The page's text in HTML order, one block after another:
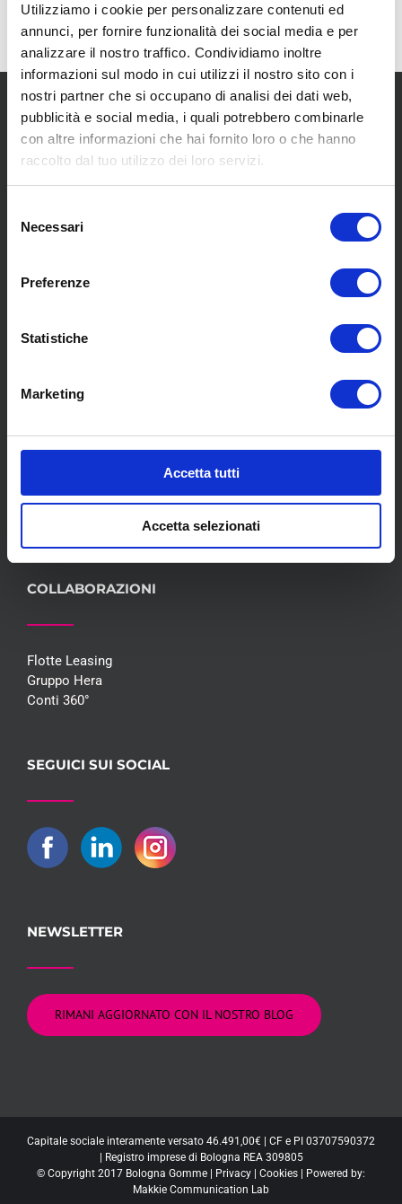
Utilizziamo i cookie per personalizzare contenuti ed
annunci, per fornire funzionalità dei social media e per
analizzare il nostro traffico. Condividiamo inoltre
informazioni sul modo in cui utilizzi il nostro sito con i
nostri partner che si occupano di analisi dei dati web,
pubblicità e social media, i quali potrebbero combinarle
con altre informazioni che hai fornito loro o che hanno
raccolto dal tuo utilizzo dei loro servizi.
delNecessari
Preferenze
Statistiche
Marketing
Accetta tutti
Accetta selezionati
Chi siamo
Meccanica
Convenzioni
Whisteblowing D.Lgs 24/2023
Promozioni
COLLABORAZIONI
Flotte Leasing
Gruppo Hera
Conti 360°
SEGUICI SUI SOCIAL
NEWSLETTER
RIMANI AGGIORNATO CON IL NOSTRO BLOG
Capitale sociale interamente versato 46.491,00€ | CF e PI 03707590372
| Registro imprese di Bologna REA 309805
© Copyright 2017 Bologna Gomme | Privacy | Cookies | Powered by:
Makkie Communication Lab